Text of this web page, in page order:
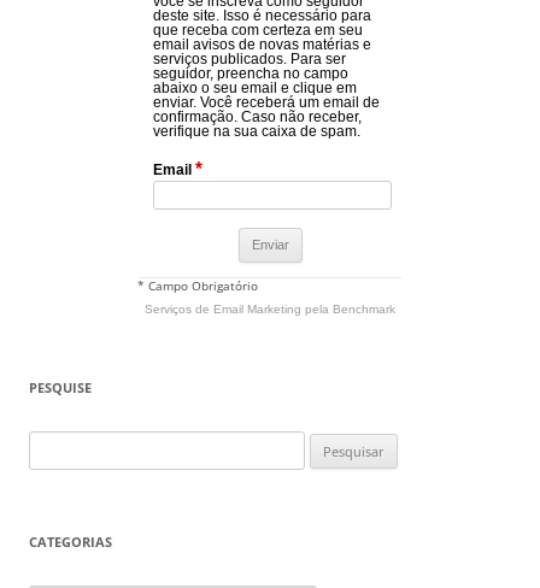
deste site. Isso é necessário para
que receba com certeza em seu
email avisos de novas matérias e
serviços publicados. Para ser
seguidor, preencha no campo
abaixo o seu email e clique em
enviar. Você receberá um email de
confirmação. Caso não receber,
verifique na sua caixa de spam.
Email *
* Campo Obrigatório
Serviços de Email Marketing pela Benchmark
PESQUISE
por:
CATEGORIAS